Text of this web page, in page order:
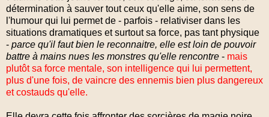
détermination à sauver tout ceux qu'elle aime, son sens de
l'humour qui lui permet de - parfois - relativiser dans les
situations dramatiques et surtout sa force, pas tant physique
- parce qu'il faut bien le reconnaitre, elle est loin de pouvoir
battre à mains nues les monstres qu'elle rencontre - mais
plutôt sa force mentale, son intelligence qui lui permettent,
plus d'une fois, de vaincre des ennemis bien plus dangereux
et costauds qu'elle.